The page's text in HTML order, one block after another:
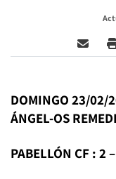
DOMINGO 23/02/
ÁNGEL-OS
PABELLÓN CF : 2